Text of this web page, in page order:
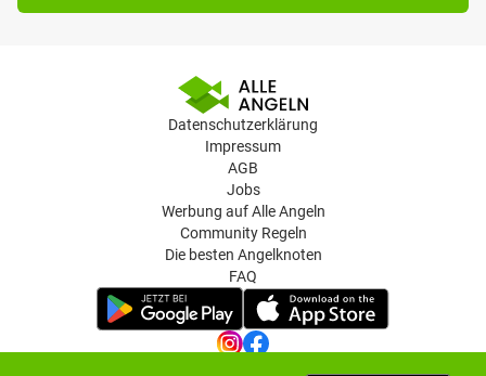
Datenschutzerklärung
Impressum
AGB
Jobs
Werbung auf Alle Angeln
Community Regeln
Die besten Angelknoten
FAQ